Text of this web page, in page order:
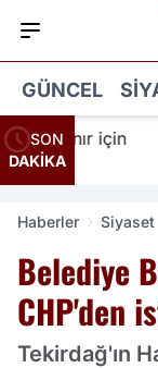
GÜNCEL
SON
DAKİKA
İnanır için
Haberler Siyaset
Belediye
CHP'den
Tekirdağ'ın